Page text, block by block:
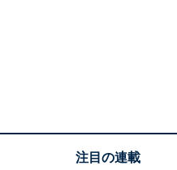
注目の連載